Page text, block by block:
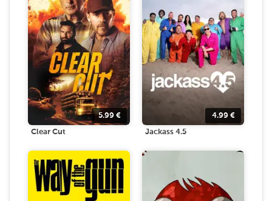
5.99 €
Clear Cut
4.99 €
Jackass 4.5